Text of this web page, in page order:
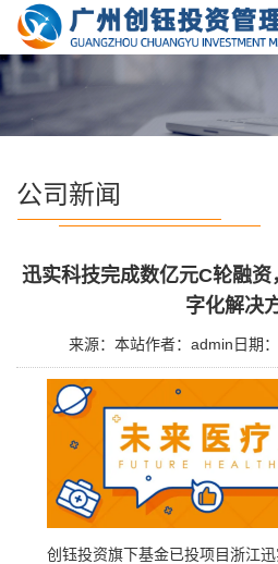
公司新闻
迅实科技完成数亿元C轮融
字化解决
来源：本站作者：admin 日期
创钰投资旗下基金已投项目浙江